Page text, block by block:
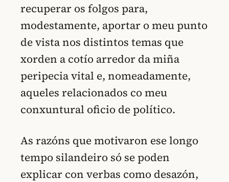
recuperar os folgos para,
modestamente, aportar o meu punto
de vista nos distintos temas que
xorden a cotío arredor da miña
peripecia vital e, nomeadamente,
aqueles relacionados co meu
conxuntural oficio de político.
As razóns que motivaron ese longo
tempo silandeiro só se poden
explicar con verbas como desazón,